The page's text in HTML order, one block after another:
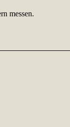
messen.